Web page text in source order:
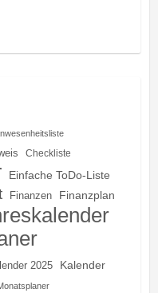
Checkliste
Einfache ToDo-Liste
Finanzen Finanzplan
2025
Kalender